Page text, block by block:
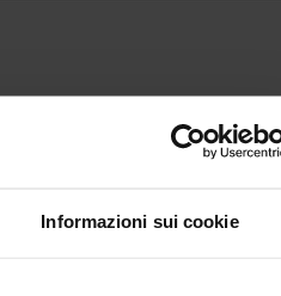
Informazioni sui cookie